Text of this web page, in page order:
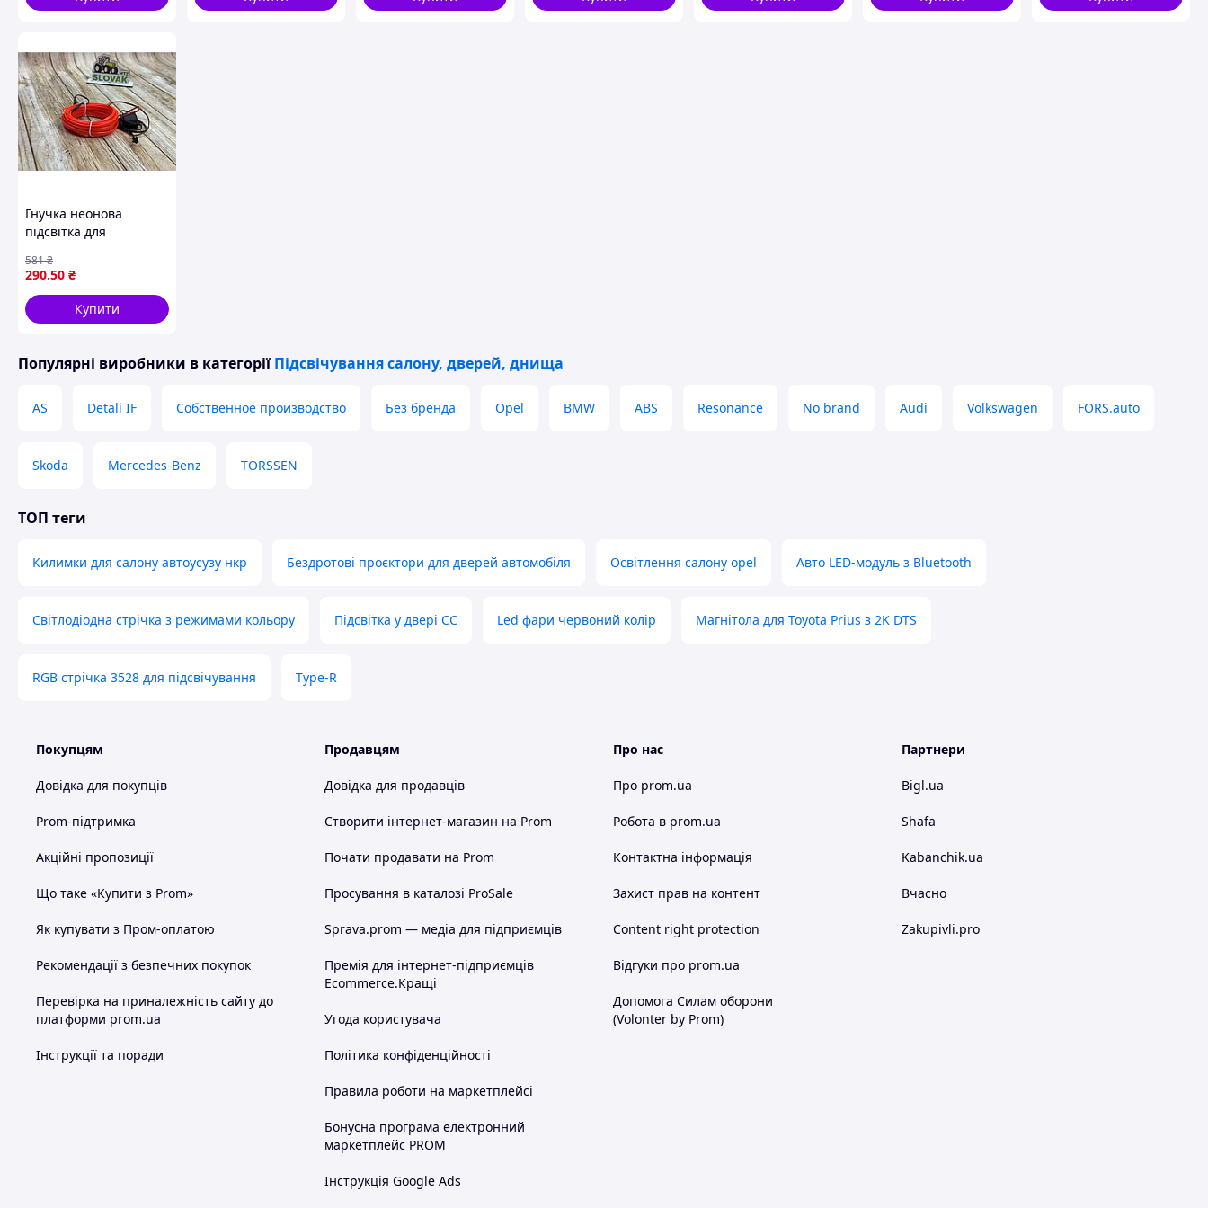
безпекою
Гнучка неонова
підсвітка для
червоному кольорі
завдовжки 5 метрів із
двома дротами для
під'єднання
290.50 ₴
581₴
Купити
Популярні виробники в категорії Підсвічування салону, дверей, днища
AS Detali IF Собственное производство Без бренда Opel BMW ABS Resonance No brand Audi Volkswagen FORS.auto
Skoda Mercedes-Benz TORSSEN
ТОП теги
Килимки для салону автоусузу нкр Бездротові проєктори для дверей автомобіля Освітлення салону opel Авто LED-модуль з Bluetooth
Світлодіодна стрічка з режимами кольору Підсвітка у двері CC Led фари червоний колір Магнітола для Toyota Prius з 2K DTS
RGB стрічка 3528 для підсвічування Type-R
Покупцям
Довідка для покупців
Prom-підтримка
Акційні пропозиції
Що таке «Купити з Prom»
Як купувати з Пром-оплатою
Рекомендації з безпечних покупок
Перевірка на приналежність сайту до
платформи prom.ua
Інструкції та поради
Продавцям
Довідка для продавців
Створити інтернет-магазин на Prom
Почати продавати на Prom
Просування в каталозі ProSale
Sprava.prom — медіа для підприємців
Премія для інтернет-підприємців
Ecommerce.Кращі
Угода користувача
Політика конфіденційності
Правила роботи на маркетплейсі
Бонусна програма електронний
маркетплейс PROM
Інструкція Google Ads
Про нас
Про prom.ua
Робота в prom.ua
Контактна інформація
Захист прав на контент
Content right protection
Відгуки про prom.ua
Допомога Силам оборони
(Volonter by Prom)
Партнери
Bigl.ua
Shafa
Kabanchik.ua
Вчасно
Zakupivli.pro